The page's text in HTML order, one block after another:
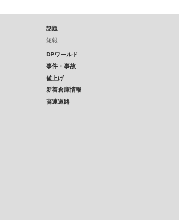
話題
短報
DPワールド
事件・事故
値上げ
新着倉庫情報
高速道路